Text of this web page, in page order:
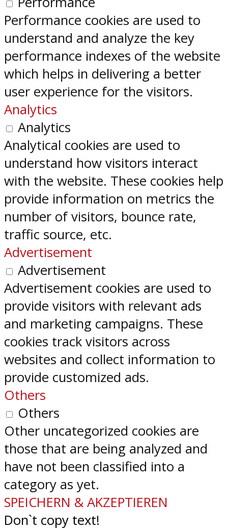
Performance cookies are used to
understand and analyze the key
performance indexes of the website
which helps in delivering a better
user experience for the visitors.
Analytics
Analytics
Analytical cookies are used to
understand how visitors interact
with the website. These cookies help
provide information on metrics the
number of visitors, bounce rate,
traffic source, etc.
Advertisement
Advertisement
Advertisement cookies are used to
provide visitors with relevant ads
and marketing campaigns. These
cookies track visitors across
websites and collect information to
provide customized ads.
Others
Others
Other uncategorized cookies are
those that are being analyzed and
have not been classified into a
category as yet.
SPEICHERN & AKZEPTIEREN
Don`t copy text!